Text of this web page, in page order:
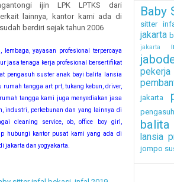
ijin LPK LPTKS dari
lainnya, kantor kami ada di
berdiri sejak tahun 2006
yayasan profesional terpercaya
jasa tenaga kerja profesional bersertifikat
pengasuh suster anak bayi balita lansia
rumah tangga art prt, tukang kebun, driver,
tangga kami juga menyediakan jasa
industri, perkebunan dan yang lainnya di
cleaning service, ob, office boy girl,
hubungi kantor pusat kami yang ada di
jakarta dan yogyakarta.
Baby
sitter
jakarta
jakarta
jakarta
balita
lansia
jompo